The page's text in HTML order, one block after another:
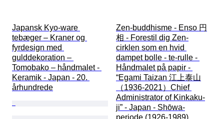
Japansk Kyo-ware
tebæger – Kraner og
fyrdesign med
gulddekoration –
Tomobako – håndmalet -
Keramik - Japan - 20.
århundrede
Zen-buddhisme - Enso 円
相 - Forestil dig Zen-
cirklen som en hvid
dampet bolle - te-rulle -
Håndmalet på papir -
“Egami Taizan 江上泰山
（1936-2021）Chief
Administrator of Kinkaku-
ji” - Japan - Shōwa-